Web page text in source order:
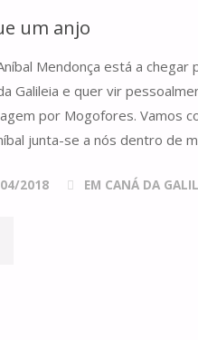
um anjo
Mendonça está a
Galileia e quer vir
por Mogofores. Vamos
junta-se a nós dentro de
2018 EM CANÁ DA